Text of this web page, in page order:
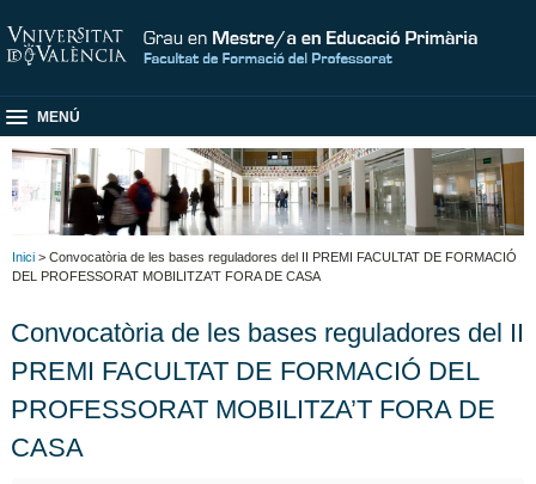
MENÚ
Inici > Convocatòria de les bases reguladores del II PREMI FACULTAT DE FORMACIÓ
DEL PROFESSORAT MOBILITZA’T FORA DE CASA
Convocatòria de les bases reguladores del II
PREMI FACULTAT DE FORMACIÓ DEL
PROFESSORAT MOBILITZA’T FORA DE
CASA